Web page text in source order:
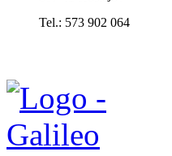
Tel.: 573 902 064